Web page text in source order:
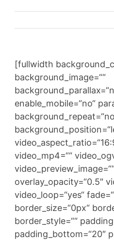
[fullwidth
background_image=““
enable_mobile=“no“
video_mp4=““
overlay_opacity=“0.5″
video_loop=“yes“
border_size=“0px“
border_style=““
padding_bottom=“20″